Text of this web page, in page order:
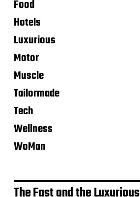
Food
Hotels
Luxurious
Motor
Muscle
Tailormade
Tech
Wellness
WoMan
The Fast and the Luxurious